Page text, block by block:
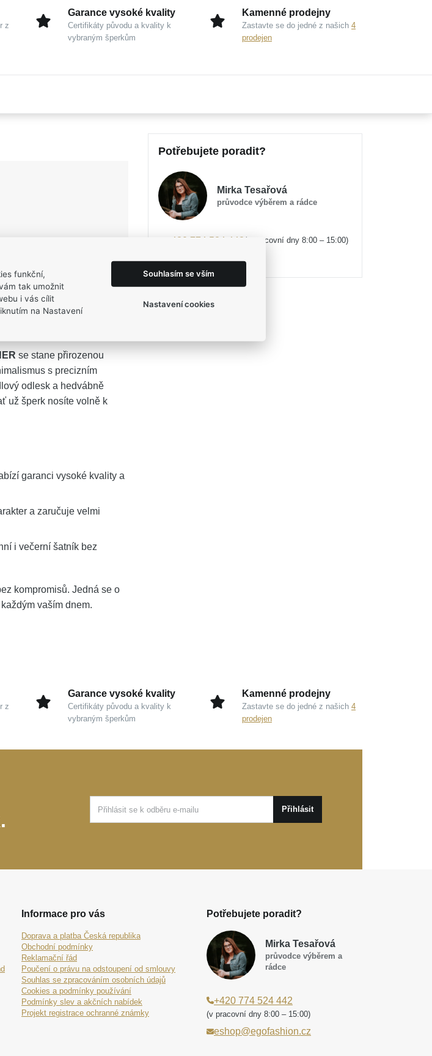
z
Garance vysoké kvality
Certifikáty původu a kvality k
vybraným šperkům
Kamenné prodejny
Zastavte se do jedné z našich 4
prodejen
se stane přirozenou
s precizním
odlesk a hedvábně
už šperk nosíte volně k
garanci vysoké kvality a
a zaručuje velmi
i večerní šatník bez
kompromisů. Jedná se o
vaším dnem.
Potřebujete poradit?
Mirka Tesařová
průvodce výběrem a rádce
+420 774 524 442 (v pracovní dny 8:00 – 15:00)
eshop@egofashion.cz
z
Garance vysoké kvality
Certifikáty původu a kvality k
vybraným šperkům
Kamenné prodejny
Zastavte se do jedné z našich 4
prodejen
Přihlásit
Informace pro vás
Doprava a platba Česká republika
Obchodní podmínky
Reklamační řád
Poučení o právu na odstoupení od smlouvy
Souhlas se zpracováním osobních údajů
Cookies a podmínky používání
Podmínky slev a akčních nabídek
Projekt registrace ochranné známky
Potřebujete poradit?
Mirka Tesařová
průvodce výběrem a
rádce
+420 774 524 442
(v pracovní dny 8:00 – 15:00)
eshop@egofashion.cz
funkční,
tak umožnit
i vás cílit
na Nastavení
Souhlasím se vším
Nastavení cookies